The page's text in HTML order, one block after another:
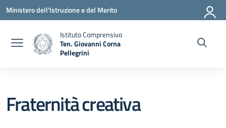
Vai ai contenuti
Vai al menu di navigazione
Vai al footer
Ministero dell'Istruzione e del Merito
Istituto Comprensivo
Ten. Giovanni Corna
Pellegrini
Fraternità creativa